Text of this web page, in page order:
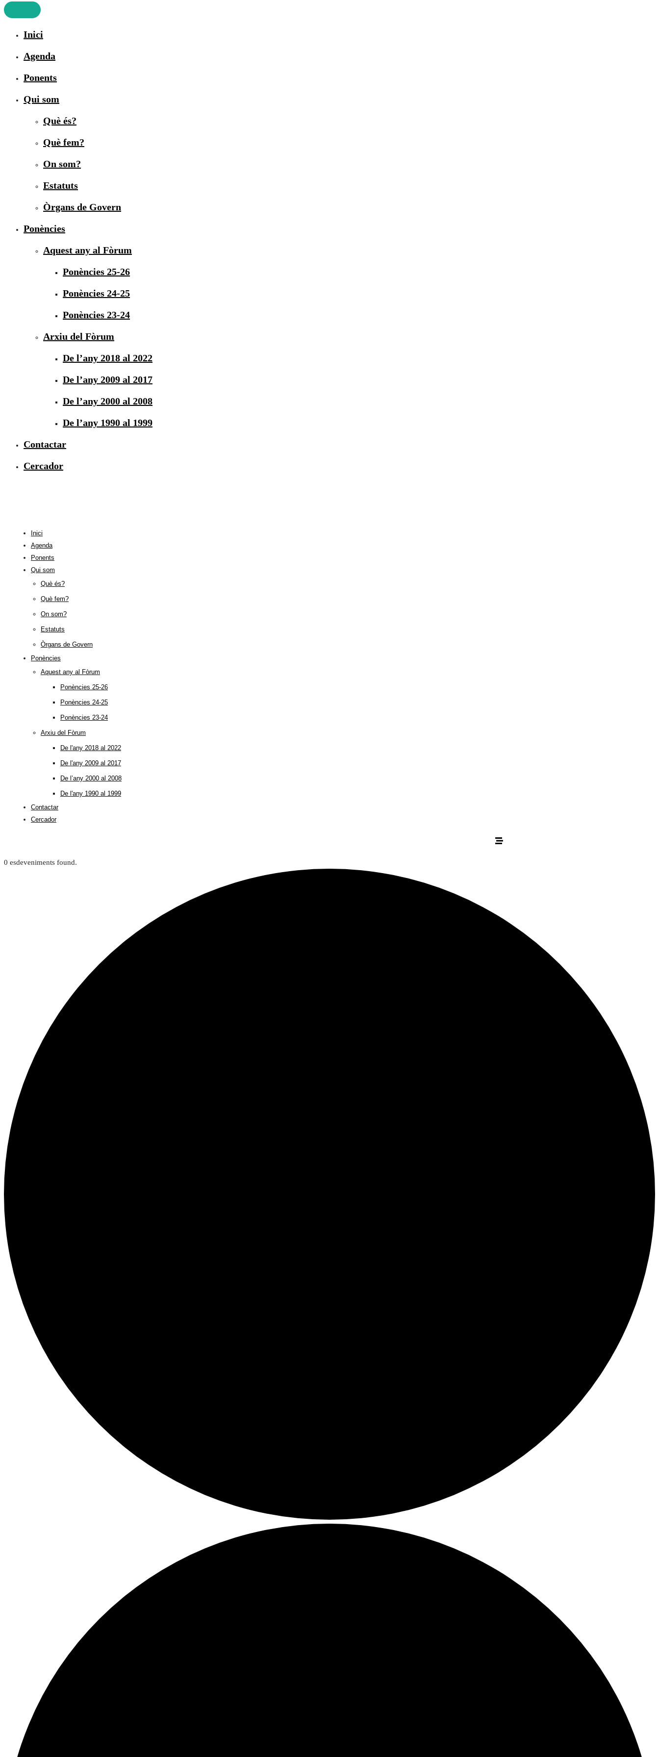
Inici
Agenda
Ponents
Qui som
Què és?
Què fem?
On som?
Estatuts
Òrgans de Govern
Ponències
Aquest any al Fòrum
Ponències 25-26
Ponències 24-25
Ponències 23-24
Arxiu del Fòrum
De l’any 2018 al 2022
De l’any 2009 al 2017
De l’any 2000 al 2008
De l’any 1990 al 1999
Contactar
Cercador
Inici
Agenda
Ponents
Qui som
Què és?
Què fem?
On som?
Estatuts
Òrgans de Govern
Ponències
Aquest any al Fòrum
Ponències 25-26
Ponències 24-25
Ponències 23-24
Arxiu del Fòrum
De l'any 2018 al 2022
De l'any 2009 al 2017
De l’any 2000 al 2008
De l'any 1990 al 1999
Contactar
Cercador
0 esdeveniments found.